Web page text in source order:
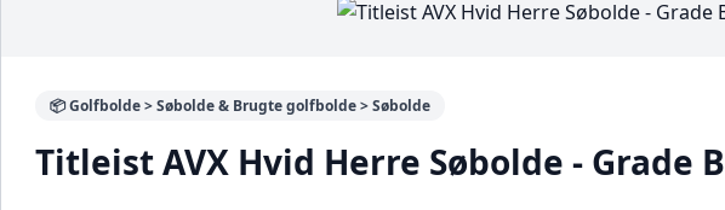
📦 Golfbolde > Søbolde & Brugte golfbolde > Søbolde
Titleist AVX Hvid Herre Søbolde - Grade B